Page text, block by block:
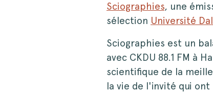
Sciographies, une
sélection Université
Sciographies est un
avec CKDU 88.1 FM à
scientifique de la
la vie de l'invité qui